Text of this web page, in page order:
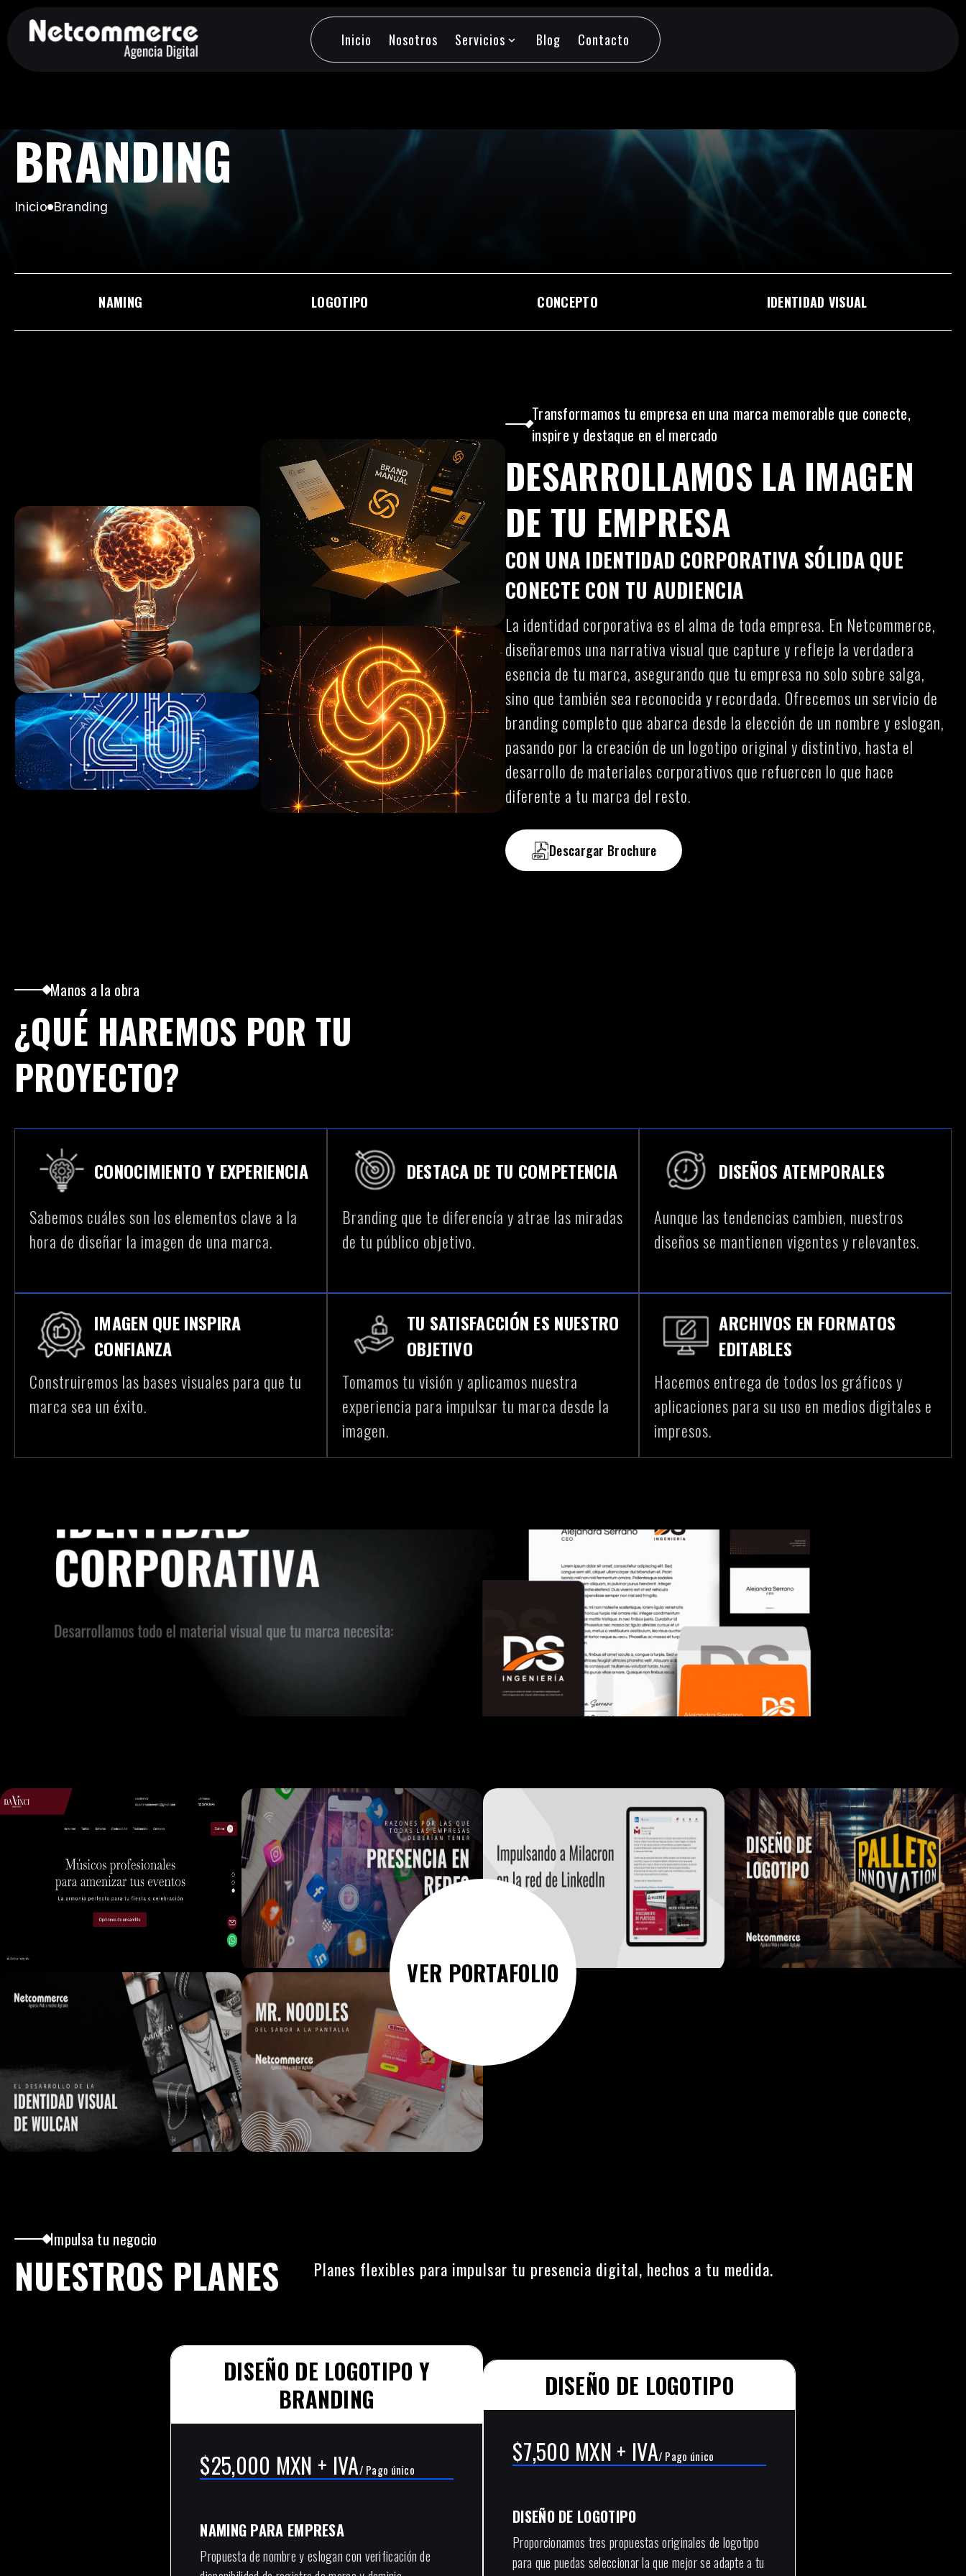
Inicio
Nosotros
Servicios expand_more
Blog
Contacto
BRANDING
Inicio Branding
NAMING LOGOTIPO CONCEPTO IDENTIDAD VISUAL
Transformamos tu empresa en una marca memorable que conecte,
inspire y destaque en el mercado
DESARROLLAMOS LA IMAGEN
DE TU EMPRESA
CON UNA IDENTIDAD CORPORATIVA SÓLIDA QUE
CONECTE CON TU AUDIENCIA
La identidad corporativa es el alma de toda empresa. En Netcommerce,
diseñaremos una narrativa visual que capture y refleje la verdadera
esencia de tu marca, asegurando que tu empresa no solo sobre salga,
sino que también sea reconocida y recordada. Ofrecemos un servicio de
branding completo que abarca desde la elección de un nombre y eslogan,
pasando por la creación de un logotipo original y distintivo, hasta el
desarrollo de materiales corporativos que refuercen lo que hace
diferente a tu marca del resto.
Descargar Brochure
Manos a la obra
¿QUÉ HAREMOS POR TU
PROYECTO?
CONOCIMIENTO Y EXPERIENCIA
Sabemos cuáles son los elementos clave a la
hora de diseñar la imagen de una marca.
DESTACA DE TU COMPETENCIA
Branding que te diferencía y atrae las miradas
de tu público objetivo.
DISEÑOS ATEMPORALES
Aunque las tendencias cambien, nuestros
diseños se mantienen vigentes y relevantes.
IMAGEN QUE INSPIRA
CONFIANZA
Construiremos las bases visuales para que tu
marca sea un éxito.
TU SATISFACCIÓN ES NUESTRO
OBJETIVO
Tomamos tu visión y aplicamos nuestra
experiencia para impulsar tu marca desde la
imagen.
ARCHIVOS EN FORMATOS
EDITABLES
Hacemos entrega de todos los gráficos y
aplicaciones para su uso en medios digitales e
impresos.
VER PORTAFOLIO
Impulsa tu negocio
NUESTROS PLANES Planes flexibles para impulsar tu presencia digital, hechos a tu medida.
DISEÑO DE LOGOTIPO Y
BRANDING
$25,000 MXN + IVA/ Pago único
NAMING PARA EMPRESA
Propuesta de nombre y eslogan con verificación de
DISEÑO DE LOGOTIPO
$7,500 MXN + IVA/ Pago único
DISEÑO DE LOGOTIPO
Proporcionamos tres propuestas originales de logotipo
para que puedas seleccionar la que mejor se adapte a tu